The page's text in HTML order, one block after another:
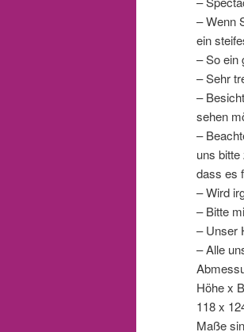
– Wenn
ein
– So ein
– Sehr
–
sehen
–
uns
dass es
– Wird
– Bitte
– Unser
– Alle
Höhe x
118 x
Maße